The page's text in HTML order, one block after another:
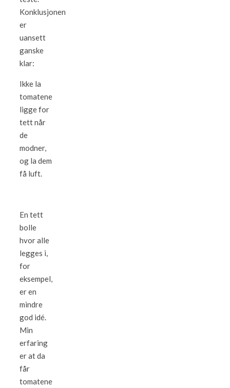
Konklusjonen
er
uansett
ganske
klar:
Ikke la
tomatene
ligge for
tett når
de
modner,
og la dem
få luft.
En tett
bolle
hvor alle
legges i,
for
eksempel,
er en
mindre
god idé.
Min
erfaring
er at da
får
tomatene